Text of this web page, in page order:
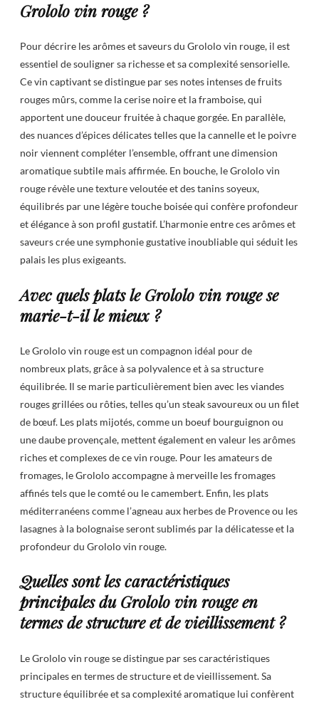
Grololo vin rouge ?
Pour décrire les arômes et saveurs du Grololo vin rouge, il est
essentiel de souligner sa richesse et sa complexité sensorielle.
Ce vin captivant se distingue par ses notes intenses de fruits
rouges mûrs, comme la cerise noire et la framboise, qui
apportent une douceur fruitée à chaque gorgée. En parallèle,
des nuances d’épices délicates telles que la cannelle et le poivre
noir viennent compléter l’ensemble, offrant une dimension
aromatique subtile mais affirmée. En bouche, le Grololo vin
rouge révèle une texture veloutée et des tanins soyeux,
équilibrés par une légère touche boisée qui confère profondeur
et élégance à son profil gustatif. L’harmonie entre ces arômes et
saveurs crée une symphonie gustative inoubliable qui séduit les
palais les plus exigeants.
Avec quels plats le Grololo vin rouge se
marie-t-il le mieux ?
Le Grololo vin rouge est un compagnon idéal pour de
nombreux plats, grâce à sa polyvalence et à sa structure
équilibrée. Il se marie particulièrement bien avec les viandes
rouges grillées ou rôties, telles qu’un steak savoureux ou un filet
de bœuf. Les plats mijotés, comme un boeuf bourguignon ou
une daube provençale, mettent également en valeur les arômes
riches et complexes de ce vin rouge. Pour les amateurs de
fromages, le Grololo accompagne à merveille les fromages
affinés tels que le comté ou le camembert. Enfin, les plats
méditerranéens comme l’agneau aux herbes de Provence ou les
lasagnes à la bolognaise seront sublimés par la délicatesse et la
profondeur du Grololo vin rouge.
Quelles sont les caractéristiques
principales du Grololo vin rouge en
termes de structure et de vieillissement ?
Le Grololo vin rouge se distingue par ses caractéristiques
principales en termes de structure et de vieillissement. Sa
structure équilibrée et sa complexité aromatique lui confèrent